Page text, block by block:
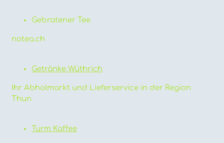
Gebratener Tee
notea.ch
Getränke Wüthrich
Ihr Abholmarkt und Lieferservice in der Region
Thun
Turm Kaffee